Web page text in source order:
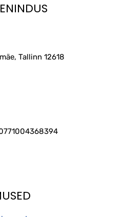
Tallinn 12618